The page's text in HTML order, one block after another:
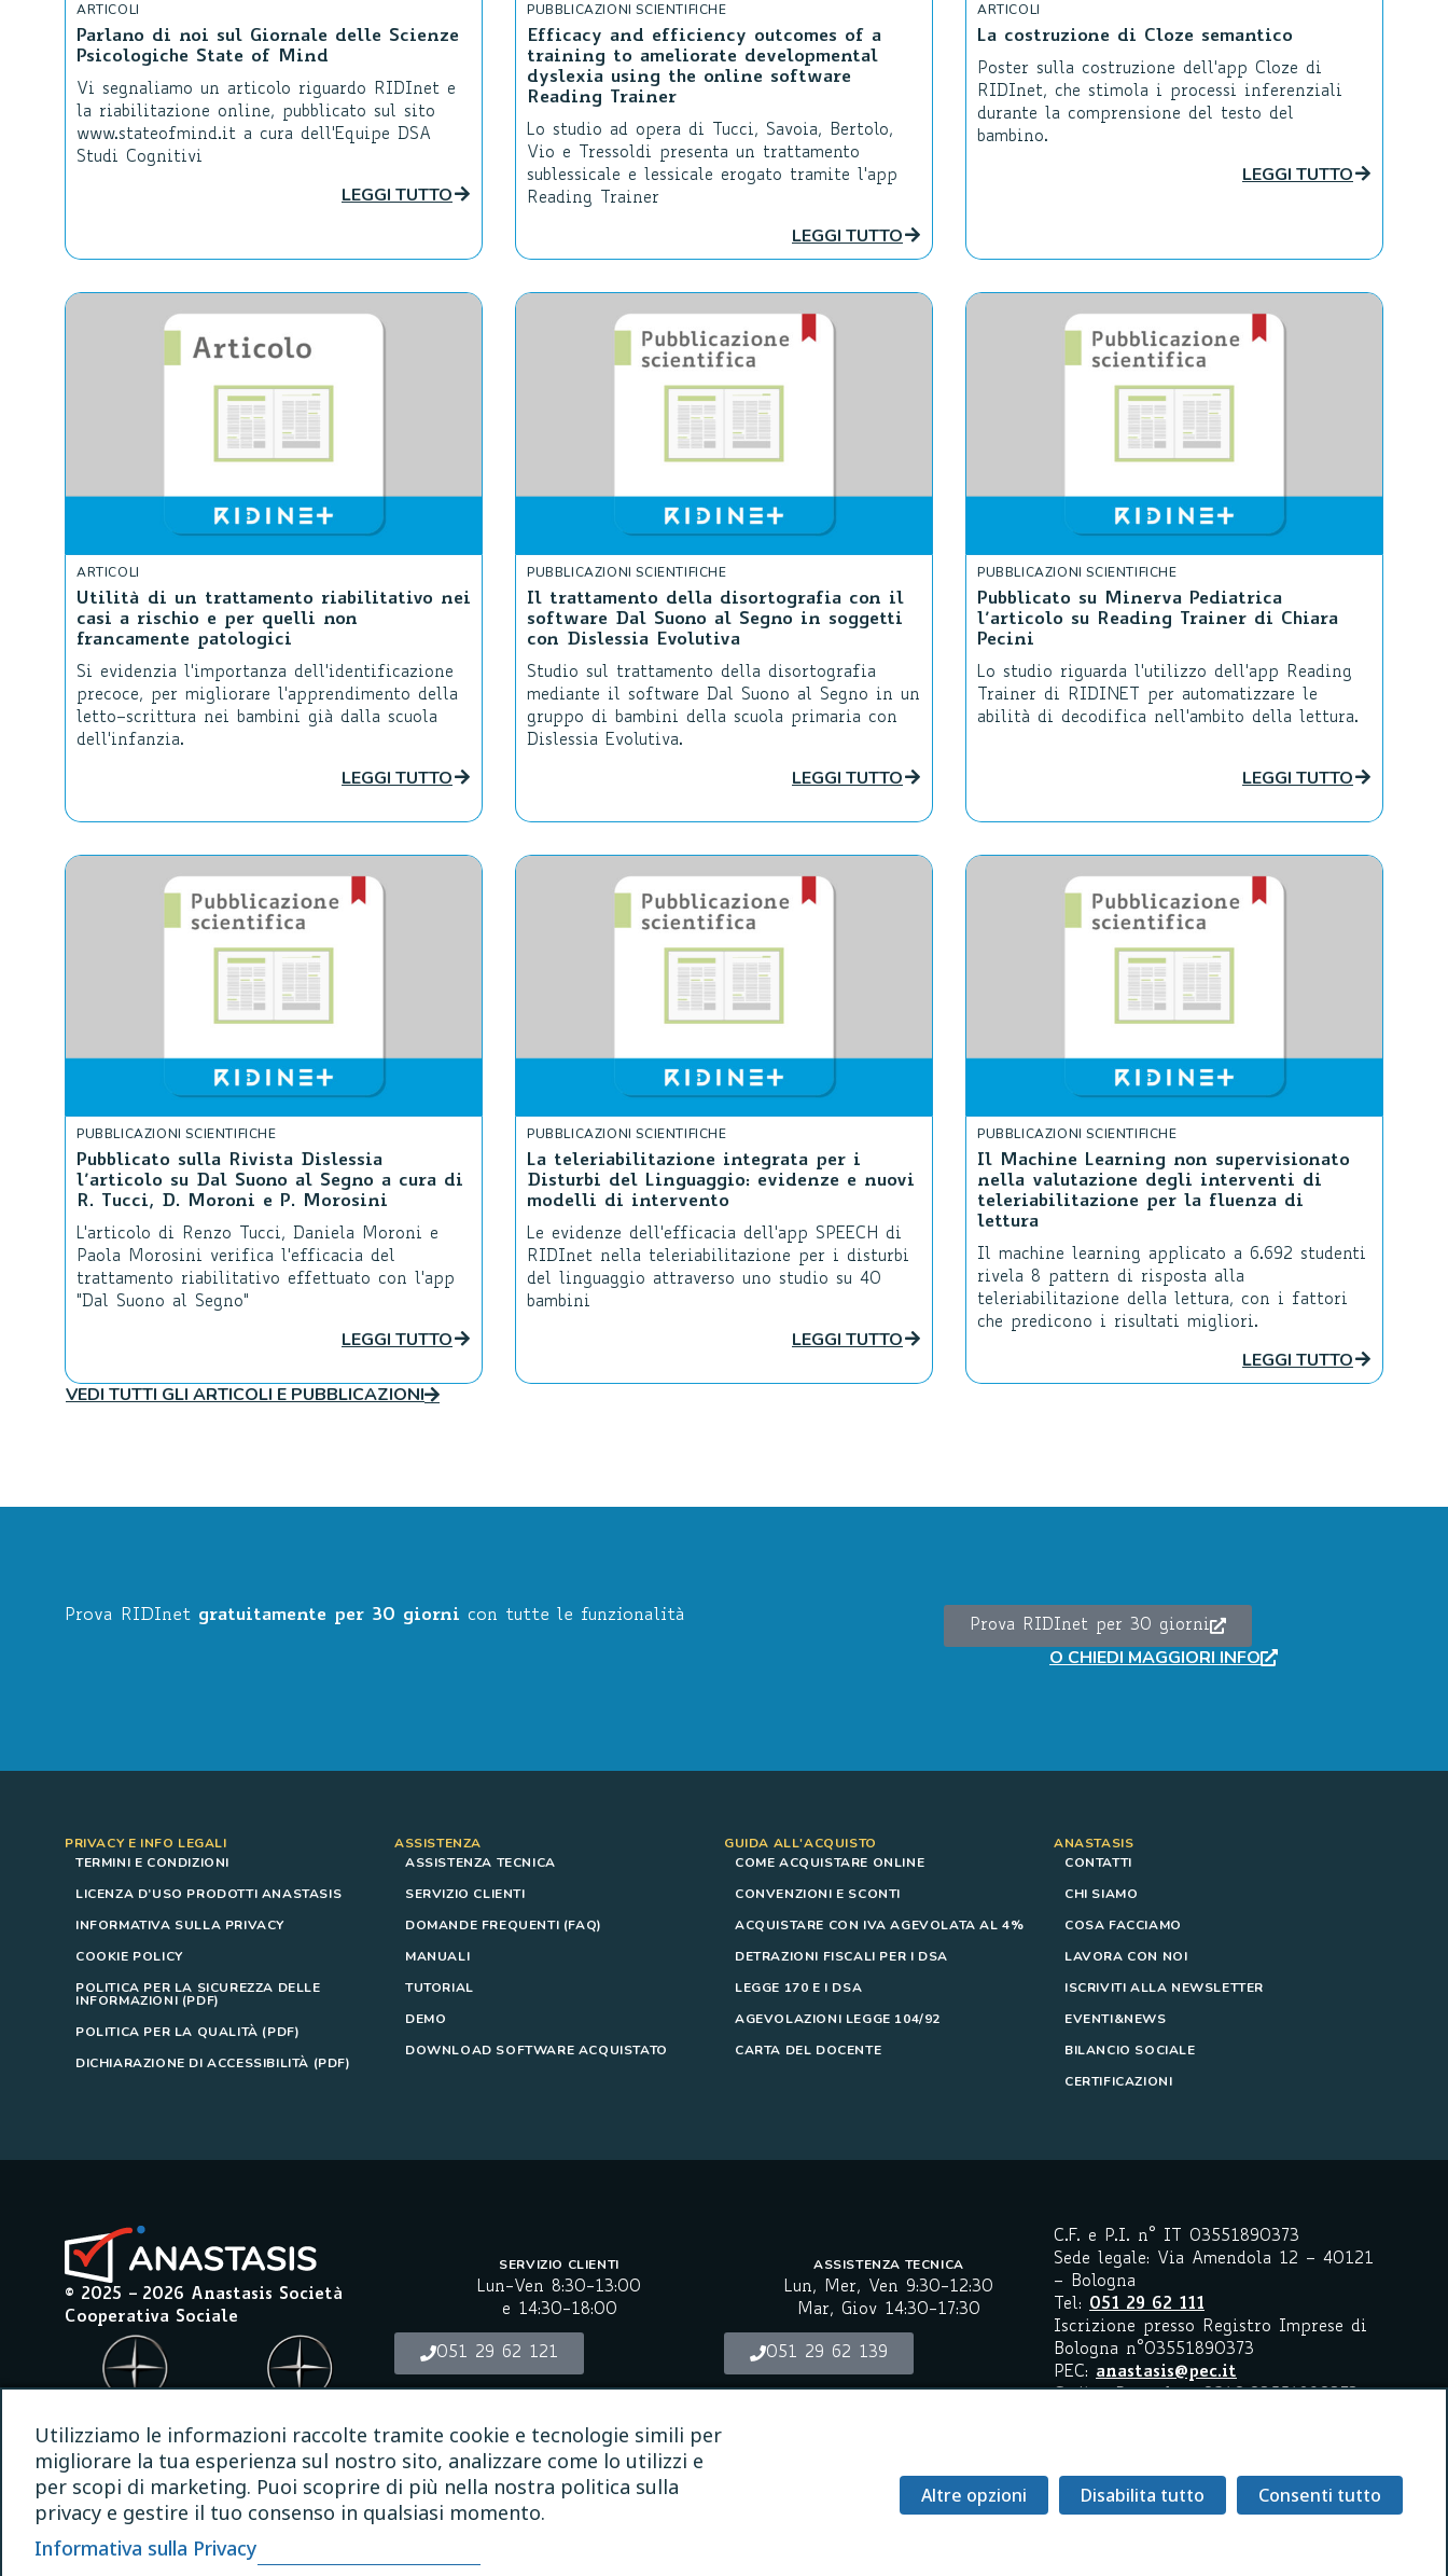
ARTICOLI
Parlano di noi sul Giornale delle Scienze
Psicologiche State of Mind
Vi segnaliamo un articolo riguardo RIDInet e
la riabilitazione online, pubblicato sul sito
www.stateofmind.it a cura dell'Equipe DSA
Studi Cognitivi
LEGGI TUTTO
PUBBLICAZIONI SCIENTIFICHE
Efficacy and efficiency outcomes of a
training to ameliorate developmental
dyslexia using the online software
Reading Trainer
Lo studio ad opera di Tucci, Savoia, Bertolo,
Vio e Tressoldi presenta un trattamento
sublessicale e lessicale erogato tramite l'app
Reading Trainer
LEGGI TUTTO
ARTICOLI
La costruzione di Cloze semantico
Poster sulla costruzione dell'app Cloze di
RIDInet, che stimola i processi inferenziali
durante la comprensione del testo del
bambino.
LEGGI TUTTO
ARTICOLI
Utilità di un trattamento riabilitativo nei
casi a rischio e per quelli non
francamente patologici
Si evidenzia l'importanza dell'identificazione
precoce, per migliorare l'apprendimento della
letto–scrittura nei bambini già dalla scuola
dell'infanzia.
LEGGI TUTTO
PUBBLICAZIONI SCIENTIFICHE
Il trattamento della disortografia con il
software Dal Suono al Segno in soggetti
con Dislessia Evolutiva
Studio sul trattamento della disortografia
mediante il software Dal Suono al Segno in un
gruppo di bambini della scuola primaria con
Dislessia Evolutiva.
LEGGI TUTTO
PUBBLICAZIONI SCIENTIFICHE
Pubblicato su Minerva Pediatrica
l’articolo su Reading Trainer di Chiara
Pecini
Lo studio riguarda l'utilizzo dell'app Reading
Trainer di RIDINET per automatizzare le
abilità di decodifica nell'ambito della lettura.
LEGGI TUTTO
PUBBLICAZIONI SCIENTIFICHE
Pubblicato sulla Rivista Dislessia
l’articolo su Dal Suono al Segno a cura di
R. Tucci, D. Moroni e P. Morosini
L'articolo di Renzo Tucci, Daniela Moroni e
Paola Morosini verifica l'efficacia del
trattamento riabilitativo effettuato con l'app
"Dal Suono al Segno"
LEGGI TUTTO
PUBBLICAZIONI SCIENTIFICHE
La teleriabilitazione integrata per i
Disturbi del Linguaggio: evidenze e nuovi
modelli di intervento
Le evidenze dell'efficacia dell'app SPEECH di
RIDInet nella teleriabilitazione per i disturbi
del linguaggio attraverso uno studio su 40
bambini
LEGGI TUTTO
PUBBLICAZIONI SCIENTIFICHE
Il Machine Learning non supervisionato
nella valutazione degli interventi di
teleriabilitazione per la fluenza di
lettura
Il machine learning applicato a 6.692 studenti
rivela 8 pattern di risposta alla
teleriabilitazione della lettura, con i fattori
che predicono i risultati migliori.
LEGGI TUTTO
VEDI TUTTI GLI ARTICOLI E PUBBLICAZIONI
Prova RIDInet gratuitamente per 30 giorni con tutte le funzionalità
Prova RIDInet per 30 giorni
O CHIEDI MAGGIORI INFO
PRIVACY E INFO LEGALI
TERMINI E CONDIZIONI
LICENZA D’USO PRODOTTI ANASTASIS
INFORMATIVA SULLA PRIVACY
COOKIE POLICY
POLITICA PER LA SICUREZZA DELLE
INFORMAZIONI (PDF)
POLITICA PER LA QUALITÀ (PDF)
DICHIARAZIONE DI ACCESSIBILITÀ (PDF)
ASSISTENZA
ASSISTENZA TECNICA
SERVIZIO CLIENTI
DOMANDE FREQUENTI (FAQ)
MANUALI
TUTORIAL
DEMO
DOWNLOAD SOFTWARE ACQUISTATO
GUIDA ALL'ACQUISTO
COME ACQUISTARE ONLINE
CONVENZIONI E SCONTI
ACQUISTARE CON IVA AGEVOLATA AL 4%
DETRAZIONI FISCALI PER I DSA
LEGGE 170 E I DSA
AGEVOLAZIONI LEGGE 104/92
CARTA DEL DOCENTE
ANASTASIS
CONTATTI
CHI SIAMO
COSA FACCIAMO
LAVORA CON NOI
ISCRIVITI ALLA NEWSLETTER
EVENTI&NEWS
BILANCIO SOCIALE
CERTIFICAZIONI
© 2025 – 2026 Anastasis Società
Cooperativa Sociale
SERVIZIO CLIENTI
Lun-Ven 8:30-13:00
e 14:30-18:00
051 29 62 121
ASSISTENZA TECNICA
Lun, Mer, Ven 9:30-12:30
Mar, Giov 14:30-17:30
051 29 62 139
INFO@ANASTASIS.IT
C.F. e P.I. n° IT 03551890373
Sede legale: Via Amendola 12 – 40121
– Bologna
Tel: 051 29 62 111
Iscrizione presso Registro Imprese di
Bologna n°03551890373
PEC: anastasis@pec.it
Riproduzione vietata a meno di
esplicita autorizzazione.
Utilizziamo le informazioni raccolte tramite cookie e tecnologie simili per
migliorare la tua esperienza sul nostro sito, analizzare come lo utilizzi e
per scopi di marketing. Puoi scoprire di più nella nostra politica sulla
privacy e gestire il tuo consenso in qualsiasi momento.
Informativa sulla Privacy
Altre opzioni Disabilita tutto Consenti tutto